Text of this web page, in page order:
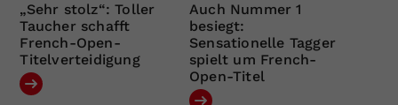
„Sehr stolz“: Toller
Taucher schafft
French-Open-
Titelverteidigung
Auch Nummer 1
besiegt:
Sensationelle Tagger
spielt um French-
Open-Titel